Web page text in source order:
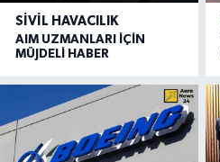
SIVIL HAVACILIK
AIM UZMANLARI İÇİN
MÜJDELİ HABER